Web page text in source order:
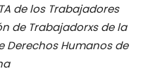
de los Trabajadores
de Trabajadorxs de la
Derechos Humanos de